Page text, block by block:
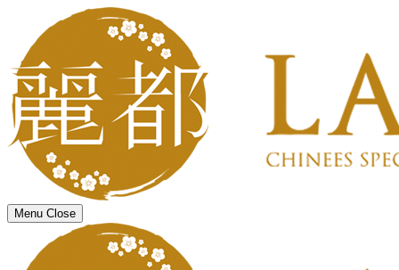
Menu Close